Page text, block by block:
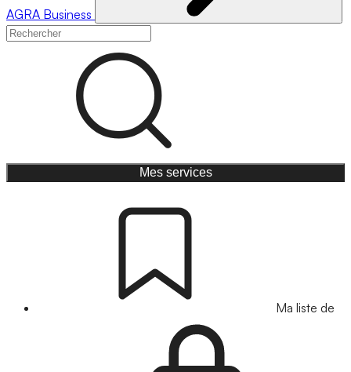
AGRA Business
Mes services
Ma liste de